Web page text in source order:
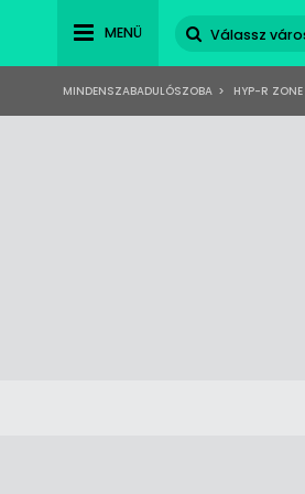
MENÜ
MINDENSZABADULÓSZOBA > HYP-R ZONE